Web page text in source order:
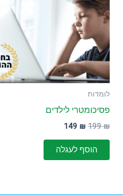
לומדות
פסיכומטרי לילדים
199₪
199 ₪.
149 ₪
הוסף לעגלה